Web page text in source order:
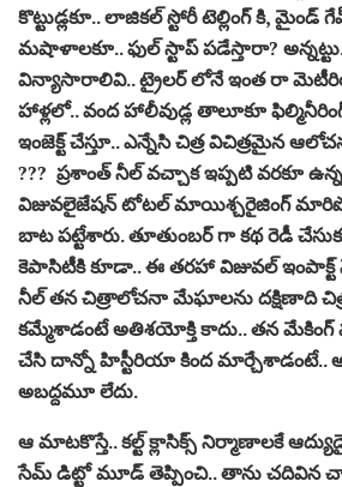
కొట్టుడ్ల‌కూ.. లాజిక‌ల్ స్టోరీ టెల్లింగ్ కి, మైండ్
మ‌షాళాల‌కూ.. ఫుల్ స్టాప్ ప‌డేస్తారా?
విన్యాసారాలివి.. ట్రైల‌ర్ లోనే ఇంత రా
హాళ్ల‌లో.. వంద హాలీవుడ్ల తాలూకూ
ఇంజెక్ట్ చేస్తూ.. ఎన్నేసి చిత్ర విచిత్ర‌మైన
??? ప్ర‌శాంత్ నీల్ వ‌చ్చాక ఇప్ప‌టి వ‌ర‌కూ
విజువ‌లైజేష‌న్ టోట‌ల్ మాయిశ్చ‌రైజింగ్
బాట ప‌ట్టేశారు. తూతుంబ‌ర్ గా క‌థ రెడీ
కెపాసిటీకి కూడా.. ఈ త‌ర‌హా విజువ‌ల్ ఇంపాక్ట్
నీల్ త‌న చిత్రాలోచ‌నా మేఘాల‌ను ద‌క్షిణాది
క‌మ్మేశాడంటే అతిశ‌యోక్తి కాదు.. త‌న
చేసి దాన్నో హిస్టీరియా కింద మార్చేశాడంటే..
అబద్ద‌మూ లేదు.
ఆ మాట‌కొస్తే.. క‌ల్ట్ క్లాసిక్స్ నిర్మాణాల‌కే
సేమ్ డిట్టో మూడ్ తెప్పించి.. తాను చ‌దివిన